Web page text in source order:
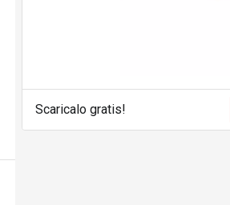
Scaricalo gratis!